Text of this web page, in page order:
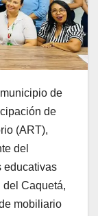
de
de
(ART),
del
educativas
del Caquetá,
mobiliario